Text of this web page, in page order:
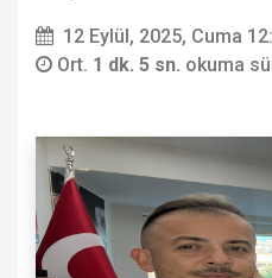
12 Eylül, 2025, Cuma
Ort. 1 dk. 5 sn. okuma